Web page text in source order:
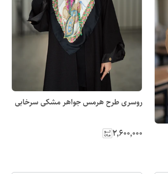
روسری طرح هرمس جواهر مشکی سرخابی
۲٬۶۰۰٬۰۰۰